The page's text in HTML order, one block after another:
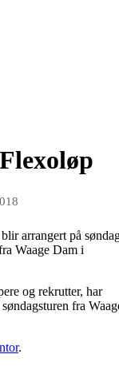
arrangert på
Waage Dam i
og rekrutter, har
fra
.